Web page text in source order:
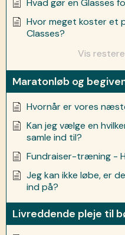
Hvad gør en Glasses
Hvor meget koster et
Classes?
Vis
Maratonløb og
Hvornår er vores
Kan jeg vælge en
samle ind til?
Fundraiser-træning -
Jeg kan ikke løbe, er
ind på?
Livreddende pleje til